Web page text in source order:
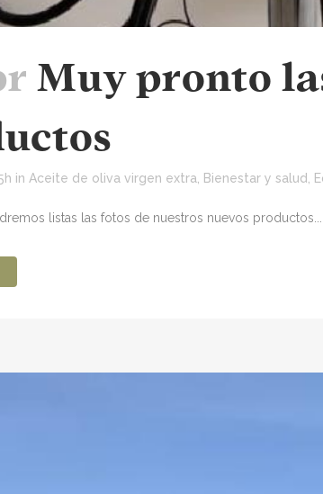
Muy pronto
in Aceite de oliva virgen extra Bienestar y salud
listas las fotos de nuestros nuevos productos...